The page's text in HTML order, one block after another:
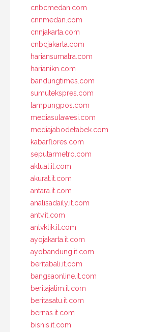
cnbcmedan.com
cnnmedan.com
cnnjakarta.com
cnbcjakarta.com
hariansumatra.com
harianikn.com
bandungtimes.com
sumutekspres.com
lampungpos.com
mediasulawesi.com
mediajabodetabek.com
kabarflores.com
seputarmetro.com
aktual.it.com
akurat.it.com
antara.it.com
analisadaily.it.com
antv.it.com
antvklik.it.com
ayojakarta.it.com
ayobandung.it.com
beritabali.it.com
bangsaonline.it.com
beritajatim.it.com
beritasatu.it.com
bernas.it.com
bisnis.it.com